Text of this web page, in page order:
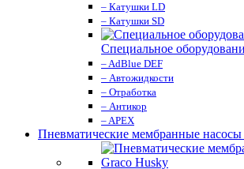
– Катушки LD
– Катушки SD
Специальное
– AdBlue DEF
– Автожидкости
– Отработка
– Антикор
– APEX
Пневматические мембранные